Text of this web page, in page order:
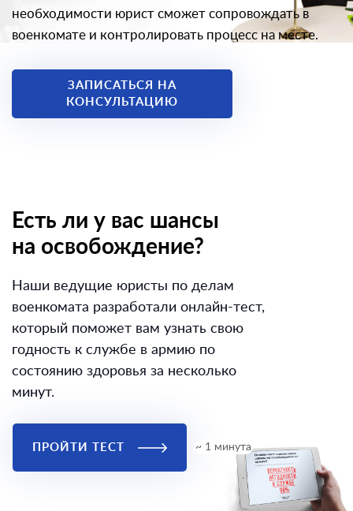
необходимости юрист сможет сопровождать в
военкомате и контролировать процесс на месте.
ЗАПИСАТЬСЯ НА
КОНСУЛЬТАЦИЮ
Есть ли у вас шансы
на освобождение?
Наши ведущие юристы по делам
военкомата разработали онлайн-тест,
который поможет вам узнать свою
годность к службе в армию по
состоянию здоровья за несколько
минут.
ПРОЙТИ ТЕСТ ~ 1 минута